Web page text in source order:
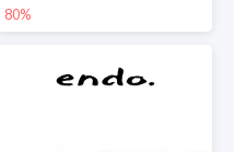
80%